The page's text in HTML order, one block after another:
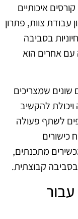
איכותיים
עבודת צוות, פתרון
בסביבה
עם אחרים הוא
שמצריכים
להקשיב
לשתף פעולה
כישורים
מתכנתים,
קבוצתית.
עבור